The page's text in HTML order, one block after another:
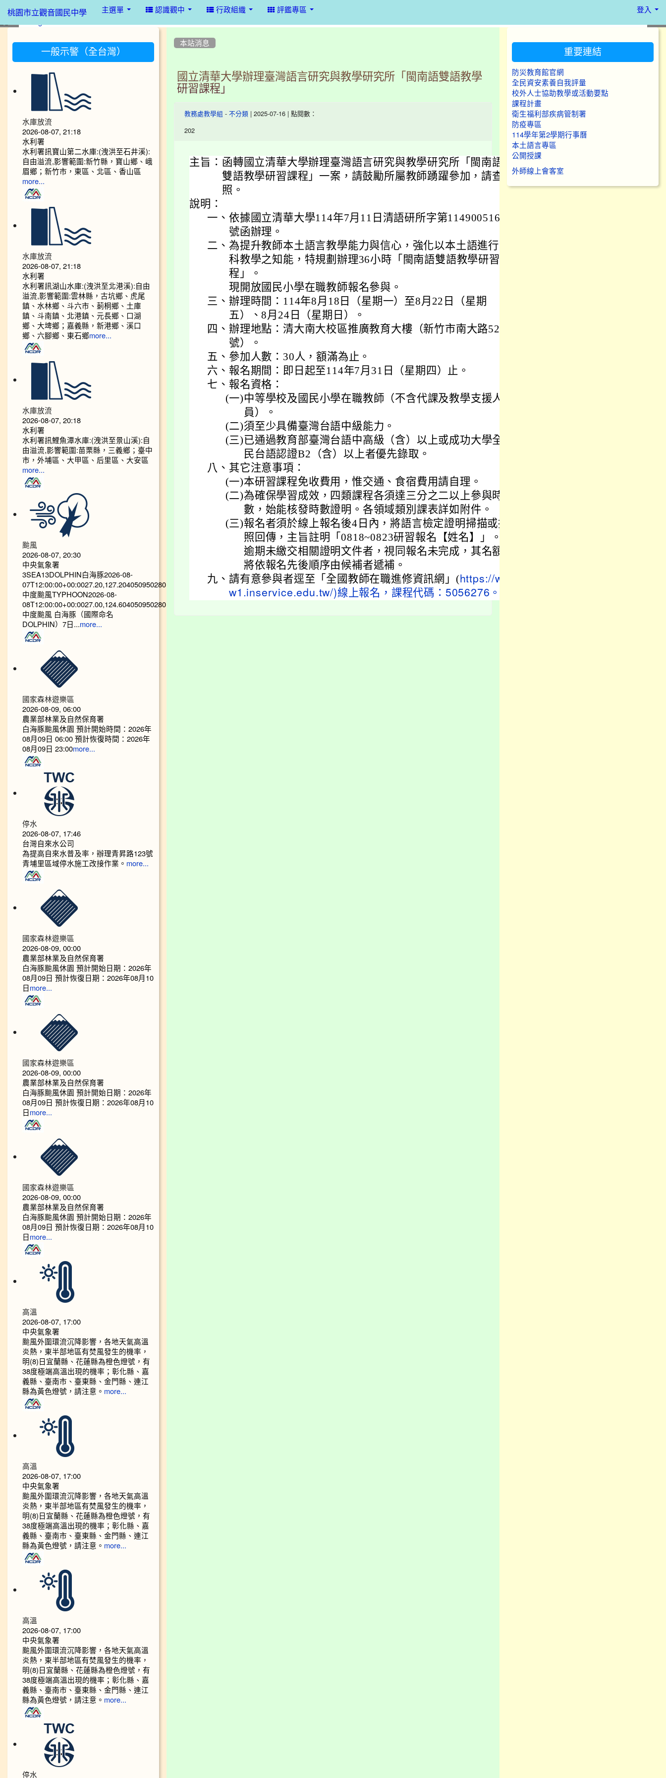
桃園市立觀音國民中學 主選單 認識觀中 行政組織 評鑑專區 登入
本站消息
國立清華大學辦理臺灣語言研究與教學研究所「閩南語雙語教學
研習課程」
教務處教學組 - 不分類 | 2025-07-16 | 點閱數：
202
主旨： 函轉國立清華大學辦理臺灣語言研究與教學研究所「閩南語
雙語教學研習課程」一案，請鼓勵所屬教師踴躍參加，請查
照。
說明：
一、 依據國立清華大學114年7月11日清語研所字第1149005164
號函辦理。
二、 為提升教師本土語言教學能力與信心，強化以本土語進行學
科教學之知能，特規劃辦理36小時「閩南語雙語教學研習課
程」。
現開放國民小學在職教師報名參與。
三、 辦理時間：114年8月18日（星期一）至8月22日（星期
五）、8月24日（星期日）。
四、 辦理地點：清大南大校區推廣教育大樓（新竹市南大路521
號）。
五、 參加人數：30人，額滿為止。
六、 報名期間：即日起至114年7月31日（星期四）止。
七、 報名資格：
(一)中等學校及國民小學在職教師（不含代課及教學支援人
員）。
(二)須至少具備臺灣台語中級能力。
(三)已通過教育部臺灣台語中高級（含）以上或成功大學全
民台語認證B2（含）以上者優先錄取。
八、 其它注意事項：
(一)本研習課程免收費用，惟交通、食宿費用請自理。
(二)為確保學習成效，四類課程各須達三分之二以上參與時
數，始能核發時數證明。各領域類別課表詳如附件。
(三)報名者須於線上報名後4日內，將語言檢定證明掃描或拍
照回傳，主旨註明「0818~0823研習報名【姓名】」。
逾期未繳交相關證明文件者，視同報名未完成，其名額
將依報名先後順序由候補者遞補。
九、 請有意參與者逕至「全國教師在職進修資訊網」(https://ww
w1.inservice.edu.tw/)線上報名，課程代碼：5056276。
一般示警（全台灣）
水庫放流
2026-08-07, 21:18
水利署
水利署訊寶山第二水庫:(洩洪至石井溪):
自由溢流,影響範圍:新竹縣，寶山鄉、峨
眉鄉；新竹市，東區、北區、香山區
more...
水庫放流
2026-08-07, 21:18
水利署
水利署訊湖山水庫:(洩洪至北港溪):自由
溢流,影響範圍:雲林縣，古坑鄉、虎尾
鎮、水林鄉、斗六市、莿桐鄉、土庫
鎮、斗南鎮、北港鎮、元長鄉、口湖
鄉、大埤鄉；嘉義縣，新港鄉、溪口
鄉、六腳鄉、東石鄉more...
水庫放流
2026-08-07, 20:18
水利署
水利署訊鯉魚潭水庫:(洩洪至景山溪):自
由溢流,影響範圍:苗栗縣，三義鄉；臺中
市，外埔區、大甲區、后里區、大安區
more...
颱風
2026-08-07, 20:30
中央氣象署
3SEA13DOLPHIN白海豚2026-08-
07T12:00:00+00:0027.20,127.204050950280
中度颱風TYPHOON2026-08-
08T12:00:00+00:0027.00,124.604050950280
中度颱風 白海豚（國際命名
DOLPHIN）7日...more...
國家森林遊樂區
2026-08-09, 06:00
農業部林業及自然保育署
白海豚颱風休園 預計開始時間：2026年
08月09日 06:00 預計恢復時間：2026年
08月09日 23:00more...
停水
2026-08-07, 17:46
台灣自來水公司
為提高自來水普及率，辦理青昇路123號
青埔里區域停水施工改接作業。 more...
國家森林遊樂區
2026-08-09, 00:00
農業部林業及自然保育署
白海豚颱風休園 預計開始日期：2026年
08月09日 預計恢復日期：2026年08月10
日 more...
國家森林遊樂區
2026-08-09, 00:00
農業部林業及自然保育署
白海豚颱風休園 預計開始日期：2026年
08月09日 預計恢復日期：2026年08月10
日 more...
國家森林遊樂區
2026-08-09, 00:00
農業部林業及自然保育署
白海豚颱風休園 預計開始日期：2026年
08月09日 預計恢復日期：2026年08月10
日 more...
高溫
2026-08-07, 17:00
中央氣象署
颱風外圍環流沉降影響，各地天氣高溫
炎熱，東半部地區有焚風發生的機率，
明(8)日宜蘭縣、花蓮縣為橙色燈號，有
38度極端高溫出現的機率；彰化縣、嘉
義縣、臺南市、臺東縣、金門縣、連江
縣為黃色燈號，請注意。 more...
高溫
2026-08-07, 17:00
中央氣象署
颱風外圍環流沉降影響，各地天氣高溫
炎熱，東半部地區有焚風發生的機率，
明(8)日宜蘭縣、花蓮縣為橙色燈號，有
38度極端高溫出現的機率；彰化縣、嘉
義縣、臺南市、臺東縣、金門縣、連江
縣為黃色燈號，請注意。 more...
高溫
2026-08-07, 17:00
中央氣象署
颱風外圍環流沉降影響，各地天氣高溫
炎熱，東半部地區有焚風發生的機率，
明(8)日宜蘭縣、花蓮縣為橙色燈號，有
38度極端高溫出現的機率；彰化縣、嘉
義縣、臺南市、臺東縣、金門縣、連江
縣為黃色燈號，請注意。 more...
停水
重要連結
防災教育館官網
全民資安素養自我評量
校外人士協助教學或活動要點
課程計畫
衛生福利部疾病管制署
防疫專區
114學年第2學期行事曆
本土語言專區
公開授課
外師線上會客室